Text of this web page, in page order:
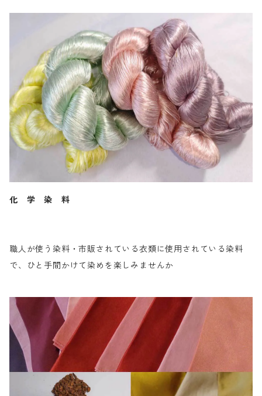
化 学 染 料
職人が使う染料・市販されている衣類に使用されている染料
で、ひと手間かけて染めを楽しみませんか